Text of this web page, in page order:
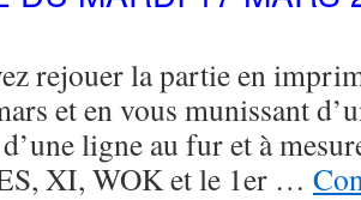
rejouer la partie en
et en vous munissant
ligne au fur et à
XI, WOK et le 1er …